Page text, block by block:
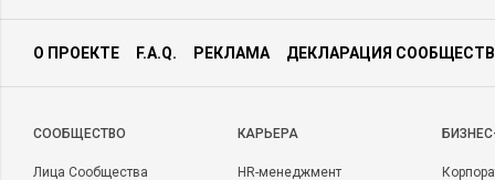
О ПРОЕКТЕ F.A.Q. РЕКЛАМА ДЕКЛАРАЦИЯ
CООБЩЕСТВО
Лица Сообщества
КАРЬЕРА
HR-менеджмент